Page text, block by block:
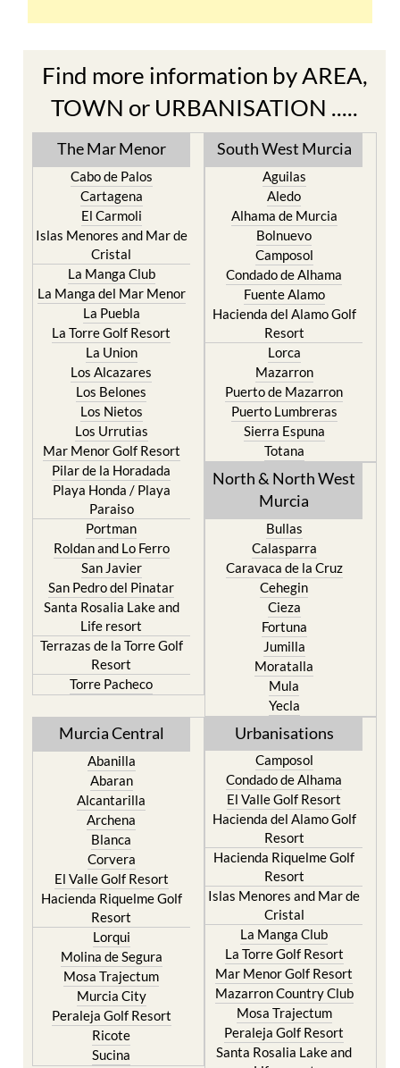
Find more information by AREA,
TOWN or URBANISATION .....
The Mar Menor
Cabo de Palos
Cartagena
El Carmoli
Islas Menores and Mar de
Cristal
La Manga Club
La Manga del Mar Menor
La Puebla
La Torre Golf Resort
La Union
Los Alcazares
Los Belones
Los Nietos
Los Urrutias
Mar Menor Golf Resort
Pilar de la Horadada
Playa Honda / Playa
Paraiso
Portman
Roldan and Lo Ferro
San Javier
San Pedro del Pinatar
Santa Rosalia Lake and
Life resort
Terrazas de la Torre Golf
Resort
Torre Pacheco
South West Murcia
Aguilas
Aledo
Alhama de Murcia
Bolnuevo
Camposol
Condado de Alhama
Fuente Alamo
Hacienda del Alamo Golf
Resort
Lorca
Mazarron
Puerto de Mazarron
Puerto Lumbreras
Sierra Espuna
Totana
North & North West
Murcia
Bullas
Calasparra
Caravaca de la Cruz
Cehegin
Cieza
Fortuna
Jumilla
Moratalla
Mula
Yecla
Murcia Central
Abanilla
Abaran
Alcantarilla
Archena
Blanca
Corvera
El Valle Golf Resort
Hacienda Riquelme Golf
Resort
Lorqui
Molina de Segura
Mosa Trajectum
Murcia City
Peraleja Golf Resort
Ricote
Sucina
Urbanisations
Camposol
Condado de Alhama
El Valle Golf Resort
Hacienda del Alamo Golf
Resort
Hacienda Riquelme Golf
Resort
Islas Menores and Mar de
Cristal
La Manga Club
La Torre Golf Resort
Mar Menor Golf Resort
Mazarron Country Club
Mosa Trajectum
Peraleja Golf Resort
Santa Rosalia Lake and